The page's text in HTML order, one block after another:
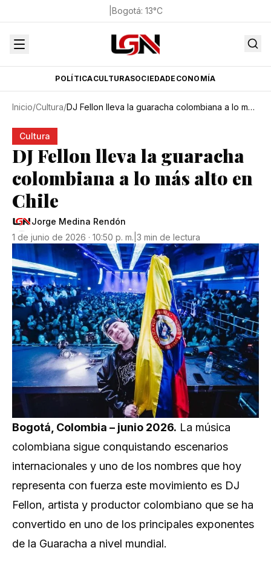
Bogotá: 13°C
POLÍTICACULTURASOCIEDADECONOMÍA
Inicio/Cultura/ DJ Fellon lleva la guaracha colombiana a lo más alto en Chile
Cultura
DJ Fellon lleva la guaracha
colombiana a lo más alto en
Chile
Jorge Medina Rendón
1 de junio de 2026 · 10:50 p. m. 3 min de lectura
Bogotá, Colombia – junio 2026. La música
colombiana sigue conquistando escenarios
internacionales y uno de los nombres que hoy
representa con fuerza este movimiento es DJ
Fellon, artista y productor colombiano que se ha
convertido en uno de los principales exponentes
de la Guaracha a nivel mundial.